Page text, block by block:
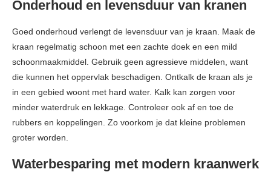
Onderhoud en levensduur van kranen
Goed onderhoud verlengt de levensduur van je kraan. Maak de
kraan regelmatig schoon met een zachte doek en een mild
schoonmaakmiddel. Gebruik geen agressieve middelen, want
die kunnen het oppervlak beschadigen. Ontkalk de kraan als je
in een gebied woont met hard water. Kalk kan zorgen voor
minder waterdruk en lekkage. Controleer ook af en toe de
rubbers en koppelingen. Zo voorkom je dat kleine problemen
groter worden.
Waterbesparing met modern kraanwerk